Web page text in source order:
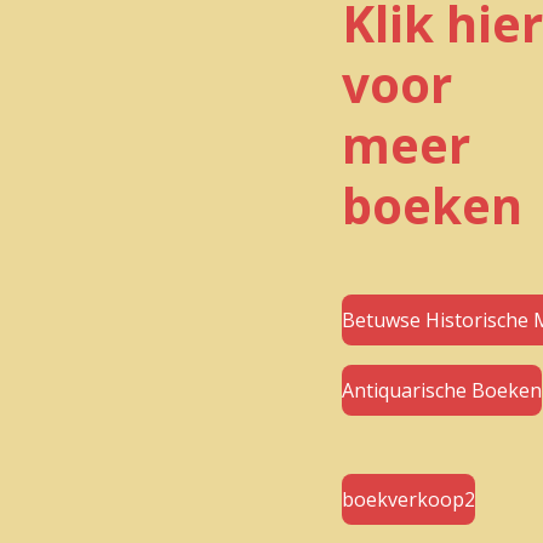
Klik hier
voor
meer
boeken
Betuwse Historische
Antiquarische Boeken
boekverkoop2